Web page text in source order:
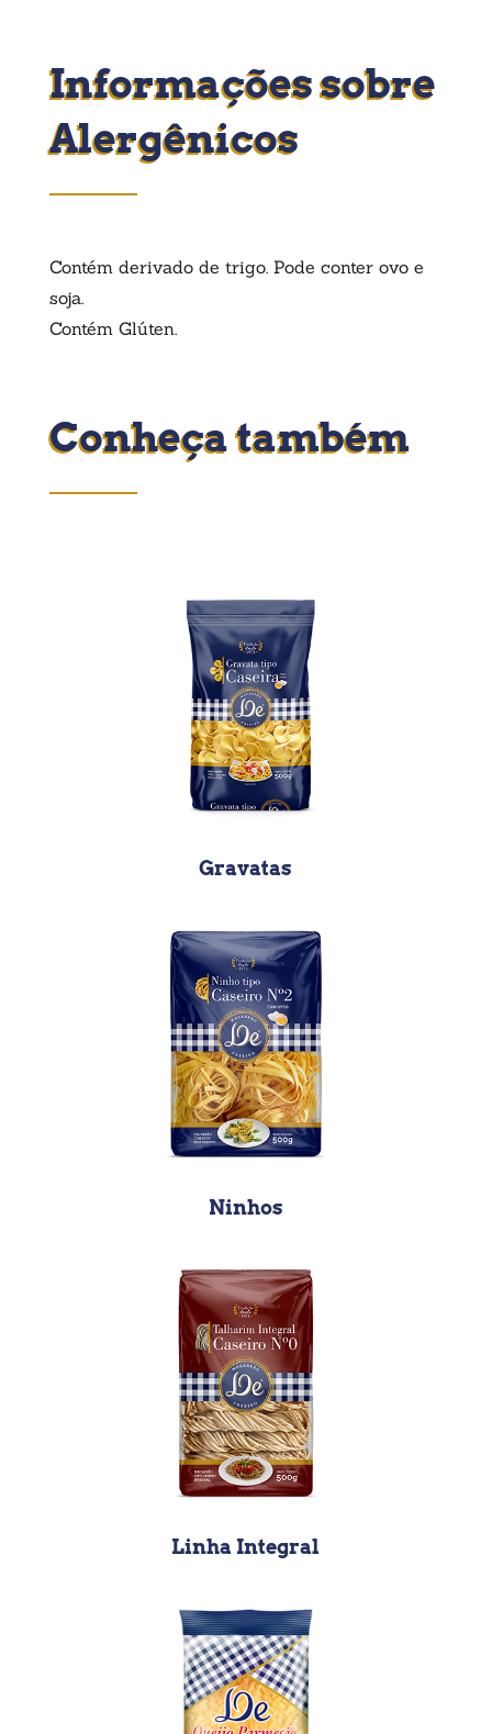
Informações sobre
Alergênicos
Contém derivado de trigo. Pode conter ovo e
soja.
Contém Glúten.
Conheça também
Gravatas
Ninhos
Linha Integral